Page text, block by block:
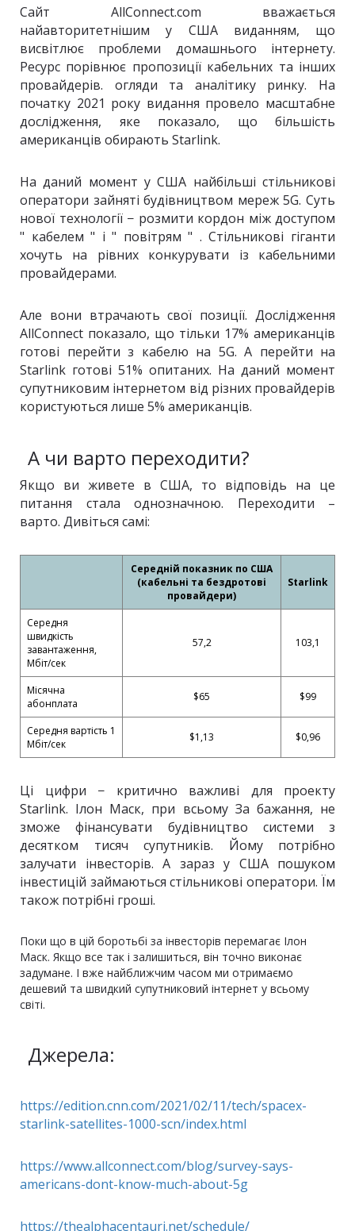
Сайт AllConnect.com вважається
найавторитетнішим у США виданням, що
висвітлює проблеми домашнього інтернету.
Ресурс порівнює пропозиції кабельних та інших
провайдерів. огляди та аналітику ринку. На
початку 2021 року видання провело масштабне
дослідження, яке показало, що більшість
американців обирають Starlink.
На даний момент у США найбільші стільникові
оператори зайняті будівництвом мереж 5G. Суть
нової технології − розмити кордон між доступом
" кабелем " і " повітрям " . Стільникові гіганти
хочуть на рівних конкурувати із кабельними
провайдерами.
Але вони втрачають свої позиції. Дослідження
AllConnect показало, що тільки 17% американців
готові перейти з кабелю на 5G. А перейти на
Starlink готові 51% опитаних. На даний момент
супутниковим інтернетом від різних провайдерів
користуються лише 5% американців.
А чи варто переходити?
Якщо ви живете в США, то відповідь на це
питання стала однозначною. Переходити –
варто. Дивіться самі:
Середній показник по США
(кабельні та бездротові
провайдери)
Starlink
Середня
швидкість
завантаження,
Мбіт/сек
57,2 103,1
Місячна
абонплата
$65 $99
Середня вартість 1
Мбіт/сек
$1,13 $0,96
Ці цифри − критично важливі для проекту
Starlink. Ілон Маск, при всьому За бажання, не
зможе фінансувати будівництво системи з
десятком тисяч супутників. Йому потрібно
залучати інвесторів. А зараз у США пошуком
інвестицій займаються стільникові оператори. Їм
також потрібні гроші.
Поки що в цій боротьбі за інвесторів перемагає Ілон
Маск. Якщо все так і залишиться, він точно виконає
задумане. І вже найближчим часом ми отримаємо
дешевий та швидкий супутниковий інтернет у всьому
світі.
Джерела:
https://edition.cnn.com/2021/02/11/tech/spacex-
starlink-satellites-1000-scn/index.html
https://www.allconnect.com/blog/survey-says-
americans-dont-know-much-about-5g
https://thealphacentauri.net/schedule/